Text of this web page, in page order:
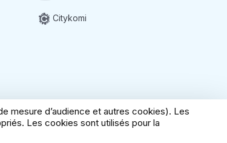
Citykomi
mesure d’audience et autres cookies). Les
Les cookies sont utilisés pour la